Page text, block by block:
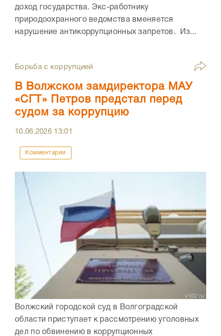
доход государства. Экс-работнику
природоохранного ведомства вменяется
нарушение антикоррупционных запретов. Из...
Борьба с коррупцией
В Волжском замдиректора МАУ
«СГТ» Петров предстал перед
судом за коррупцию
10.06.2026 13:01
Комментарии
Волжский городской суд в Волгоградской
области приступает к рассмотрению уголовных
дел по обвинению в коррупционных